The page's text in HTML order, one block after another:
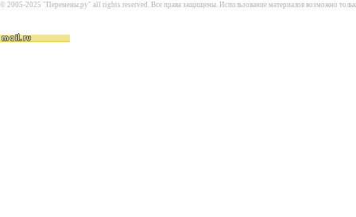
© 2005-2025 "Перемены.ру" all rights reserved. Все права защищены. Использование материалов возможно